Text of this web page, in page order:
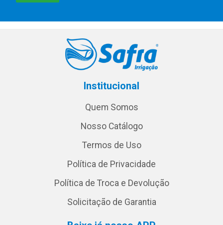
Institucional
Quem Somos
Nosso Catálogo
Termos de Uso
Política de Privacidade
Política de Troca e Devolução
Solicitação de Garantia